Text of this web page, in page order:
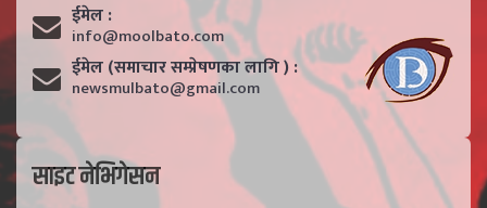
ईमेल :
info@moolbato.com
ईमेल (समाचार सम्प्रेषणका लागि ) :
newsmulbato@gmail.com
साइट नेभिगेसन